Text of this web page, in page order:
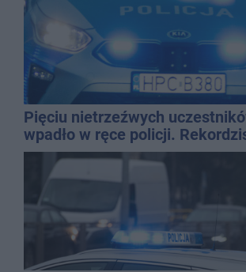
Pięciu nietrzeźwych
wpadło w ręce policji.
promila